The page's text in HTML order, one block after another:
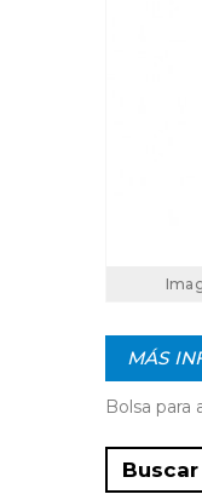
MÁS
Bolsa para